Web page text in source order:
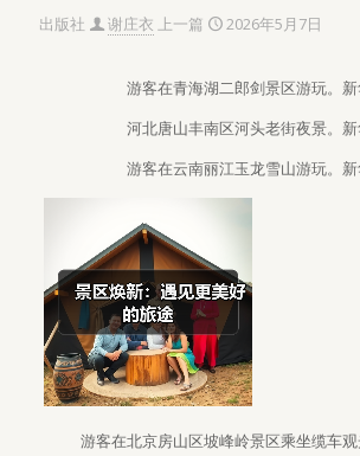
出版社 谢庄衣 上一篇 2026年5月7日
游客在青海湖二郎剑景区游玩。
河北唐山丰南区河头老街夜景。
游客在云南丽江玉龙雪山游玩。
游客在北京房山区坡峰岭景区乘坐缆车